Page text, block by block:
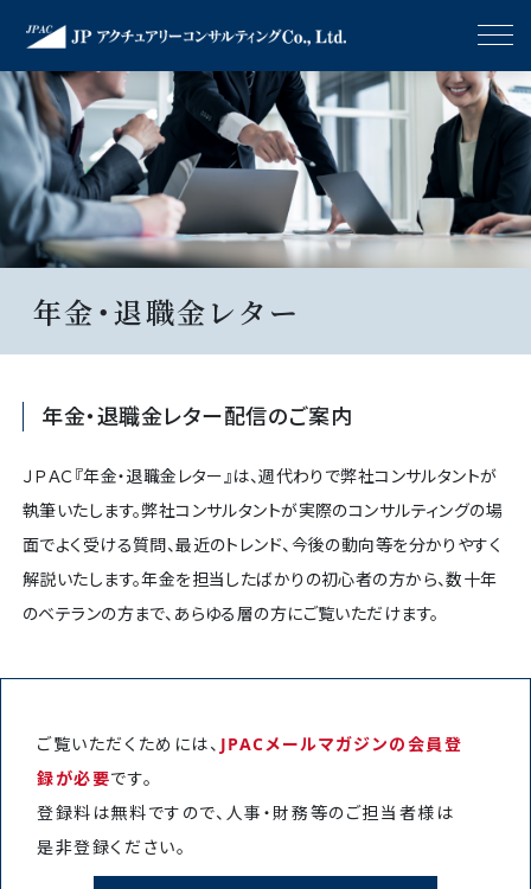
年金・退職金レター
年金・退職金レター配信のご案内
ＪＰＡＣ『年金・退職金レター』は、週代わりで弊社コンサルタントが
執筆いたします。弊社コンサルタントが実際のコンサルティングの場
面でよく受ける質問、最近のトレンド、今後の動向等を分かりやすく
解説いたします。年金を担当したばかりの初心者の方から、数十年
のベテランの方まで、あらゆる層の方にご覧いただけます。
ご覧いただくためには、 JPACメールマガジンの会員登
録が必要です。
登録料は無料ですので、人事・財務等のご担当者様は
是非登録ください。